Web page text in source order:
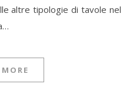
altre tipologie di tavole nel